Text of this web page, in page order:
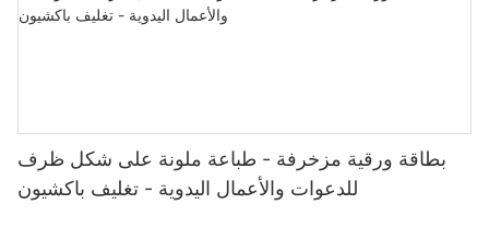
بطاقة ورقية مزخرفة - طباعة ملونة على شكل ظرف
للدعوات والأعمال اليدوية - تغليف باكشيون